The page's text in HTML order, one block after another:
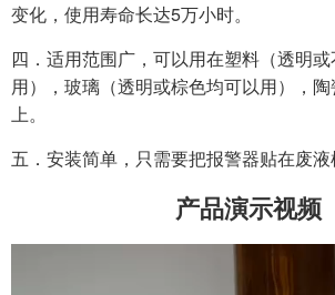
变化，使用寿命长达5万小时。
四．适用范围广，可以用在塑料（透明
用），玻璃（透明或棕色均可以用），
上。
五．安装简单，只需要把报警器贴在废液
产品演示视频